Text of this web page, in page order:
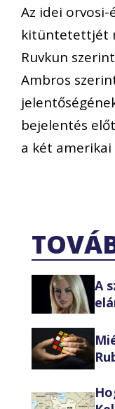
Az idei
kitüntetettjét
Ruvkun
Ambros
bejelentés
a két
A